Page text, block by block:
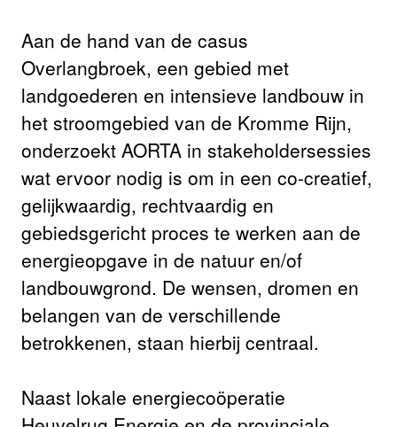
Aan de hand van de casus
Overlangbroek, een gebied met
landgoederen en intensieve landbouw in
het stroomgebied van de Kromme Rijn,
onderzoekt AORTA in stakeholdersessies
wat ervoor nodig is om in een co-creatief,
gelijkwaardig, rechtvaardig en
gebiedsgericht proces te werken aan de
energieopgave in de natuur en/of
landbouwgrond. De wensen, dromen en
belangen van de verschillende
betrokkenen, staan hierbij centraal.
Naast lokale energiecoöperatie